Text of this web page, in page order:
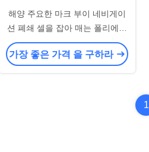
해양 주요한 마크 부이 네비게이
션 폐쇄 셀을 잡아 매는 폴리에틸
렌 발포제 채워진 부이
가장 좋은 가격 을 구하라
1